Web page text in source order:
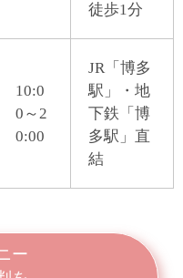
徒歩1分
10:0
0～2
0:00
JR「博多
駅」・地
下鉄「博
多駅」直
結
ー